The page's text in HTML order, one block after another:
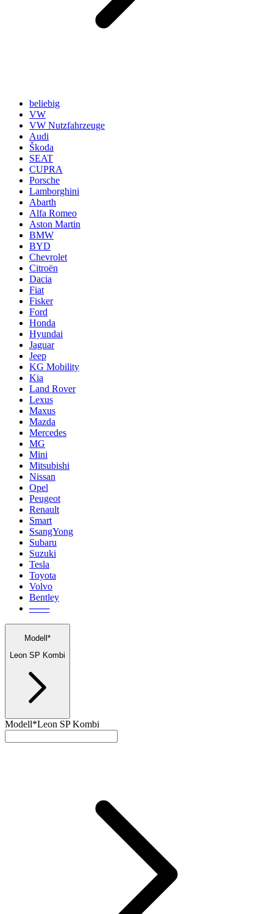
beliebig
VW
VW Nutzfahrzeuge
Audi
Škoda
SEAT
CUPRA
Porsche
Lamborghini
Abarth
Alfa Romeo
Aston Martin
BMW
BYD
Chevrolet
Citroën
Dacia
Fiat
Fisker
Ford
Honda
Hyundai
Jaguar
Jeep
KG Mobility
Kia
Land Rover
Lexus
Maxus
Mazda
Mercedes
MG
Mini
Mitsubishi
Nissan
Opel
Peugeot
Renault
Smart
SsangYong
Subaru
Suzuki
Tesla
Toyota
Volvo
Bentley
───
Modell*
Leon SP Kombi
Modell*Leon SP Kombi